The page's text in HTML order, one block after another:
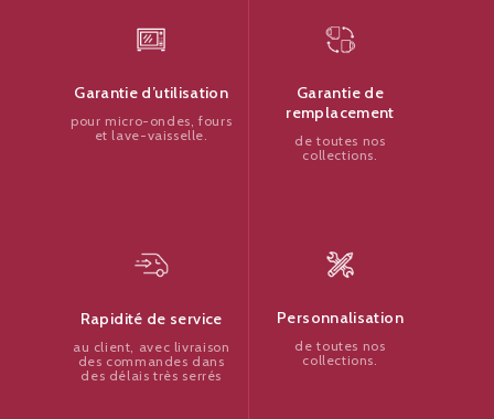
Garantie d’utilisation
pour micro-ondes, fours
et lave-vaisselle.
Garantie de
remplacement
de toutes nos
collections.
Rapidité de service
au client, avec livraison
des commandes dans
des délais très serrés
Personnalisation
de toutes nos
collections.